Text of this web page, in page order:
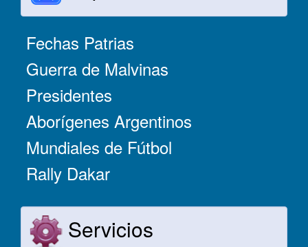
Fechas Patrias
Guerra de Malvinas
Presidentes
Aborígenes Argentinos
Mundiales de Fútbol
Rally Dakar
Servicios